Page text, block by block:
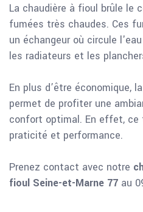
La chaudière à fioul brûle le
fumées très chaudes. Ces
un échangeur où circule
les radiateurs et les
En plus d’être économique,
permet de profiter une
confort optimal. En effet, ce
praticité et performance.
Prenez contact avec notre
fioul Seine-et-Marne 77 au